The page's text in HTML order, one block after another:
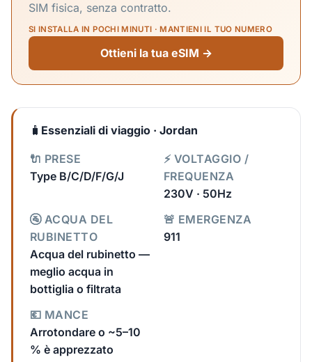
SIM fisica, senza contratto.
SI INSTALLA IN POCHI MINUTI · MANTIENI IL TUO NUMERO
Ottieni la tua eSIM →
🧳 Essenziali di viaggio · Jordan
🔌 PRESE
Type B/C/D/F/G/J
⚡ VOLTAGGIO /
FREQUENZA
230V · 50Hz
🚰 ACQUA DEL
RUBINETTO
Acqua del rubinetto —
meglio acqua in
bottiglia o filtrata
🚨 EMERGENZA
911
💶 MANCE
Arrotondare o ~5–10
% è apprezzato